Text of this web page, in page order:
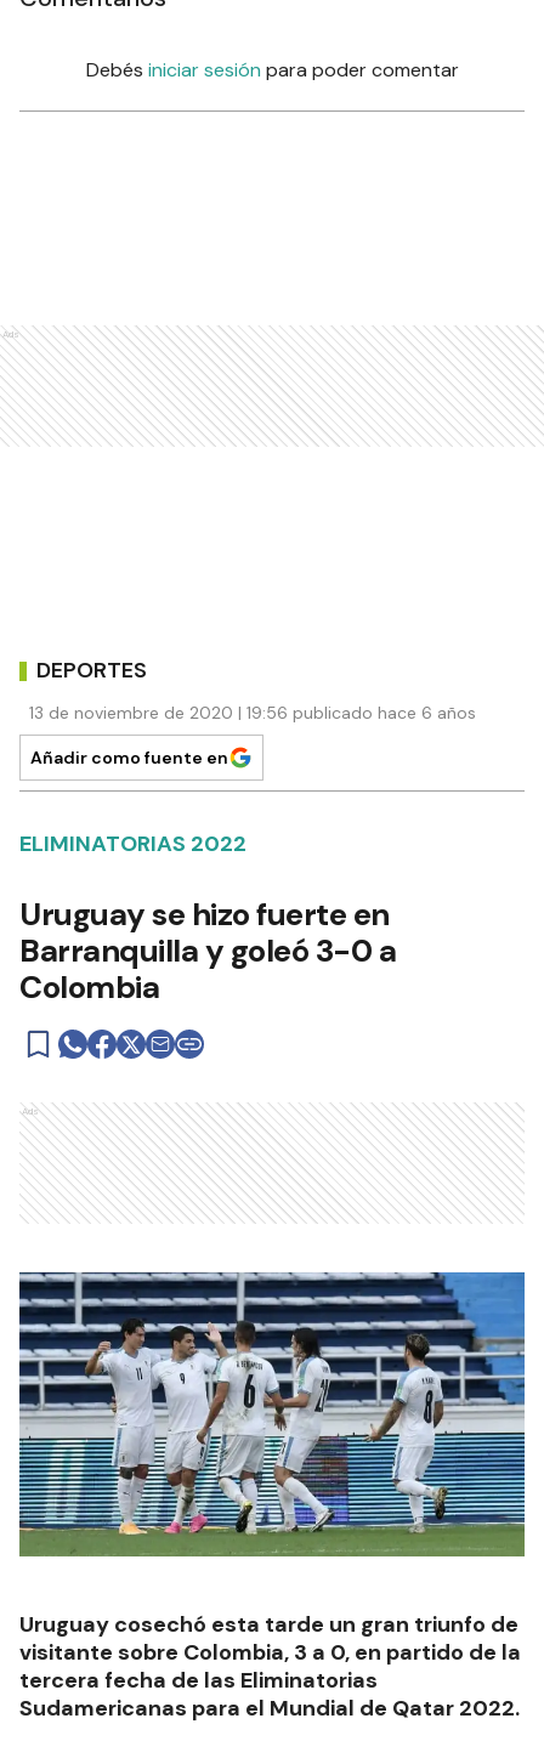
Debés iniciar sesión para poder comentar
Ads
DEPORTES
13 de noviembre de 2020 | 19:56 publicado hace 6 años
Añadir como fuente en
ELIMINATORIAS 2022
Uruguay se hizo fuerte en
Barranquilla y goleó 3-0 a
Colombia
Ads
Uruguay cosechó esta tarde un gran triunfo de
visitante sobre Colombia, 3 a 0, en partido de la
tercera fecha de las Eliminatorias
Sudamericanas para el Mundial de Qatar 2022.